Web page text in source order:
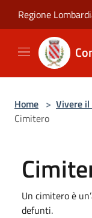
Regione
Home > Vivere il
Cimitero
Un cimitero è
defunti.